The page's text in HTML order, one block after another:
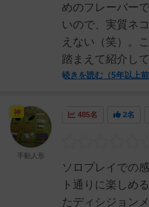
めのフレーバー
いので、実質ネ
えない（笑）。
踏まえて紹介し
続きを読む（5年以上前
485名 2名
ソロプレイでの
ト通りに楽しめ
たディシジョン
神
手動人形